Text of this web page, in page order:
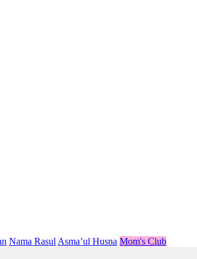
Nama Rasul Asma’ul Husna Mom's Club